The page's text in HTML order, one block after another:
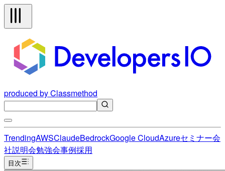
produced by Classmethod
TrendingAWSClaudeBedrockGoogle CloudAzureセミナー会
社説明会勉強会事例採用
目次